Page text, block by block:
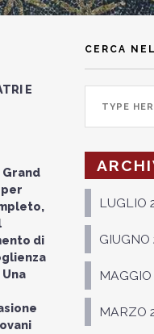
E
di
CERCA
LUGLIO
GIUGNO
MARZO